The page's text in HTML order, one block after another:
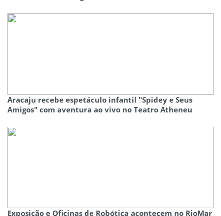
Aracaju recebe espetáculo infantil "Spidey e Seus
Amigos" com aventura ao vivo no Teatro Atheneu
Exposição e Oficinas de Robótica acontecem no RioMar